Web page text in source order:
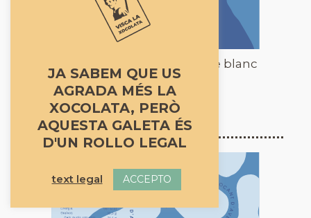
Xocolata amb llet i gotes de blanc
+
4,20€
JA SABEM QUE US
AGRADA MÉS LA
XOCOLATA, PERÒ
AQUESTA GALETA ÉS
D'UN ROLLO LEGAL
text legal ACCEPTO